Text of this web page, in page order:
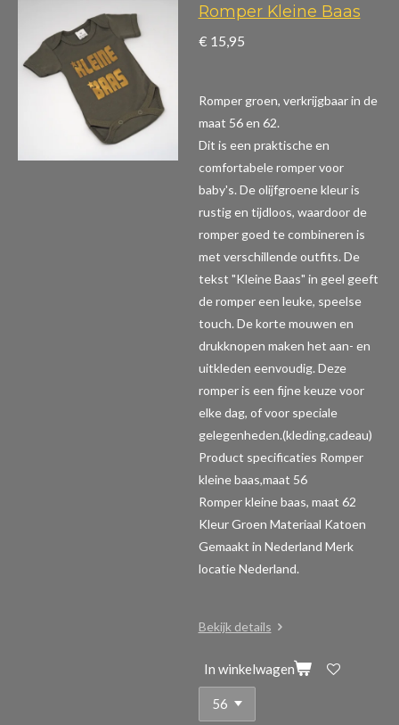
Romper Kleine Baas
€ 15,95
Romper groen, verkrijgbaar in de
maat 56 en 62.
Dit is een praktische en
comfortabele romper voor
baby's. De olijfgroene kleur is
rustig en tijdloos, waardoor de
romper goed te combineren is
met verschillende outfits. De
tekst "Kleine Baas" in geel geeft
de romper een leuke, speelse
touch. De korte mouwen en
drukknopen maken het aan- en
uitkleden eenvoudig. Deze
romper is een fijne keuze voor
elke dag, of voor speciale
gelegenheden.(kleding,cadeau)
Product specificaties Romper
kleine baas,maat 56
Romper kleine baas, maat 62
Kleur Groen Materiaal Katoen
Gemaakt in Nederland Merk
locatie Nederland.
Bekijk details
In winkelwagen